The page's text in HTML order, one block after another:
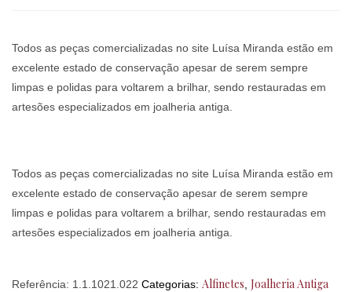
Todos as peças comercializadas no site Luísa Miranda estão em
excelente estado de conservação apesar de serem sempre
limpas e polidas para voltarem a brilhar, sendo restauradas em
artesões especializados em joalheria antiga.
Todos as peças comercializadas no site Luísa Miranda estão em
excelente estado de conservação apesar de serem sempre
limpas e polidas para voltarem a brilhar, sendo restauradas em
artesões especializados em joalheria antiga.
Referência: 1.1.1021.022 Categorias: Alfinetes Joalheria Antiga